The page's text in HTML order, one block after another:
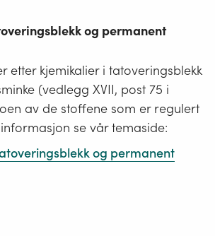
og permanent
etter kjemikalier i tatoveringsblekk
(vedlegg XVII, post 75 i
av de stoffene som er regulert
se vår temaside:
og permanent